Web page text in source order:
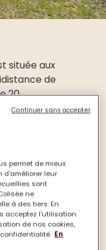
située aux
de
20
35m², 17 T2
T3 de 63m²)
et de son
une
directrice et
œuvrent
cadre de
La
il fait bon vivre
permet de mieux
d'améliorer leur
sont
ne
à des tiers. En
acceptez l'utilisation
de nos cookies,
En
Continuer sans accepter